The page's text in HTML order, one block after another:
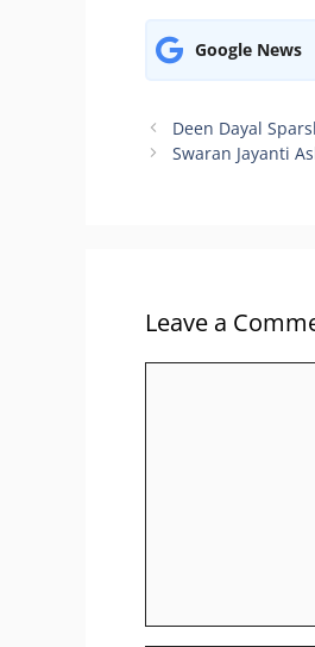
Google News
Deen Dayal Sparsh
Swaran Jayanti
Leave a